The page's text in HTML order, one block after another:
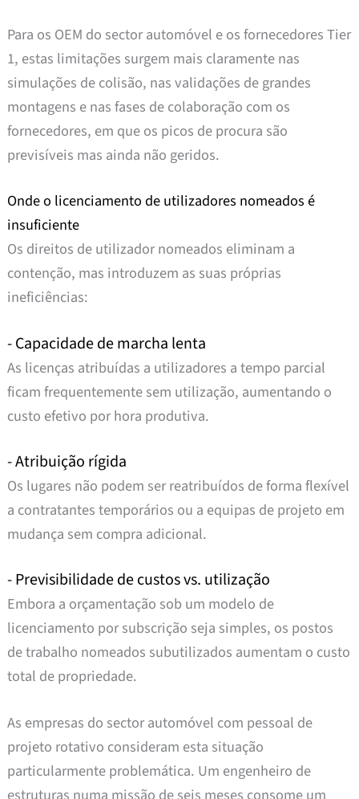
Para os OEM do sector automóvel e os fornecedores Tier
1, estas limitações surgem mais claramente nas
simulações de colisão, nas validações de grandes
montagens e nas fases de colaboração com os
fornecedores, em que os picos de procura são
previsíveis mas ainda não geridos.
Onde o licenciamento de utilizadores nomeados é
insuficiente
Os direitos de utilizador nomeados eliminam a
contenção, mas introduzem as suas próprias
ineficiências:
- Capacidade de marcha lenta
As licenças atribuídas a utilizadores a tempo parcial
ficam frequentemente sem utilização, aumentando o
custo efetivo por hora produtiva.
- Atribuição rígida
Os lugares não podem ser reatribuídos de forma flexível
a contratantes temporários ou a equipas de projeto em
mudança sem compra adicional.
- Previsibilidade de custos vs. utilização
Embora a orçamentação sob um modelo de
licenciamento por subscrição seja simples, os postos
de trabalho nomeados subutilizados aumentam o custo
total de propriedade.
As empresas do sector automóvel com pessoal de
projeto rotativo consideram esta situação
particularmente problemática. Um engenheiro de
estruturas numa missão de seis meses consome um